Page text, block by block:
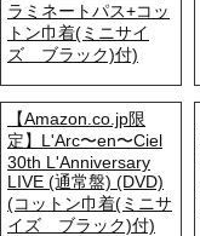
ラミネートパス+コッ
トン巾着(ミニサイ
ズ ブラック)付)
【Amazon.co.jp限
定】L'Arc〜en〜Ciel
30th L'Anniversary
LIVE (通常盤) (DVD)
(コットン巾着(ミニサ
イズ ブラック)付)